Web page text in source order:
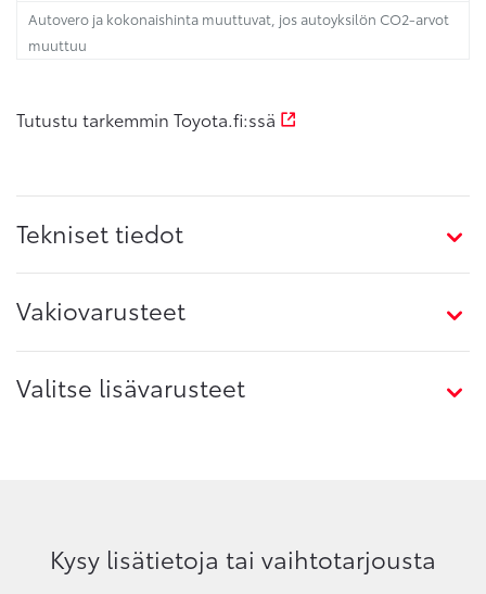
Autovero ja kokonaishinta muuttuvat, jos autoyksilön CO2-arvot
muuttuu
Tutustu tarkemmin Toyota.fi:ssä
Tekniset tiedot
Vakiovarusteet
Valitse lisävarusteet
Kysy lisätietoja tai vaihtotarjousta